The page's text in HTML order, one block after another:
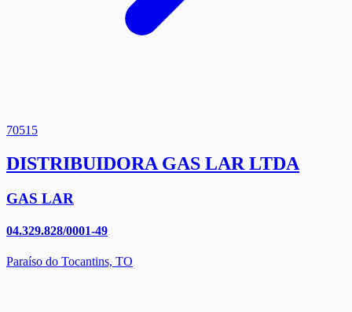
70515
DISTRIBUIDORA GAS LAR LTDA
GAS LAR
04.329.828/0001-49
Paraíso do Tocantins, TO